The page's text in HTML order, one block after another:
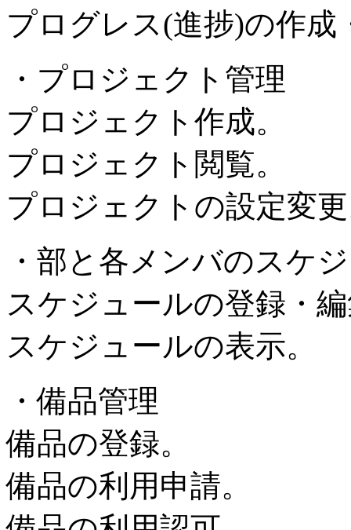
プログレス(進捗)の作成
・プロジェクト管理
プロジェクト作成。
プロジェクト閲覧。
プロジェクトの設定変
・部と各メンバのスケ
スケジュールの登録・
スケジュールの表示。
・備品管理
備品の登録。
備品の利用申請。